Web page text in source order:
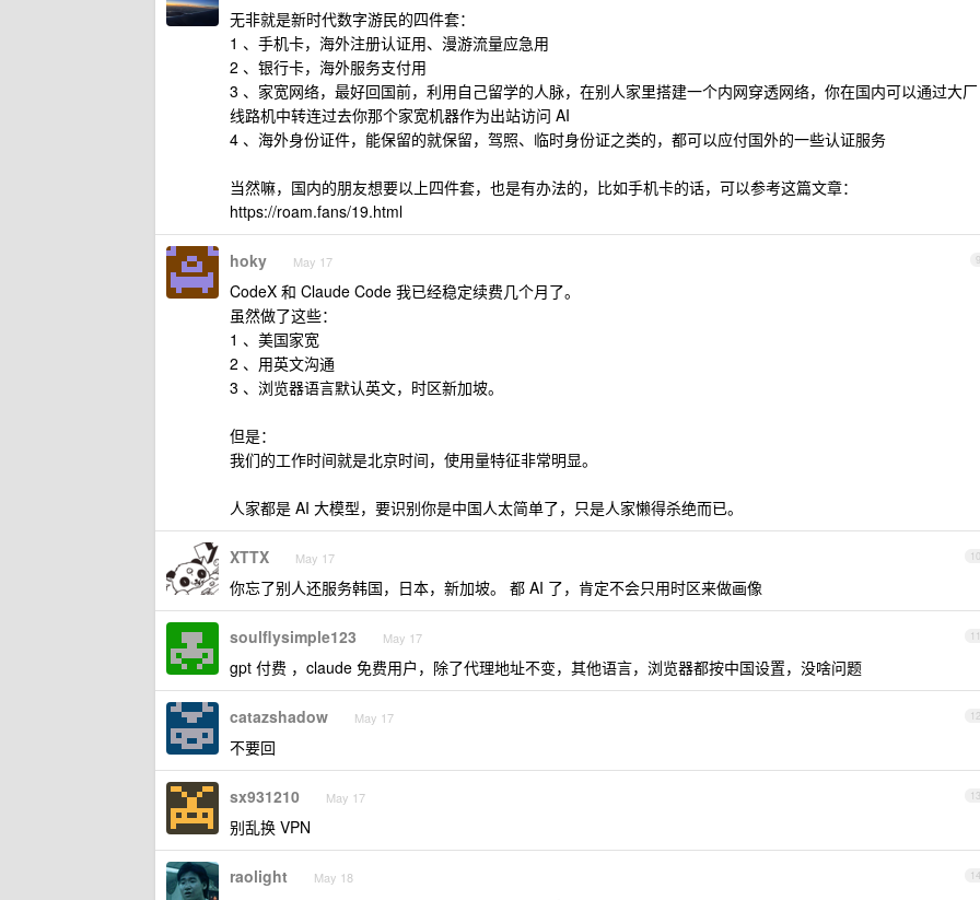
无非就是新时代数字游民的四件套：
1 、手机卡，海外注册认证用、漫游流量应急用
2 、银行卡，海外服务支付用
3 、家宽网络，最好回国前，利用自己留学的人脉，在别人家里搭建一个内网穿透网络，你在国内可以通过大厂
线路机中转连过去你那个家宽机器作为出站访问 AI
4 、海外身份证件，能保留的就保留，驾照、临时身份证之类的，都可以应付国外的一些认证服务
当然嘛，国内的朋友想要以上四件套，也是有办法的，比如手机卡的话，可以参考这篇文章：
https://roam.fans/19.html
9
hoky May 17
CodeX 和 Claude Code 我已经稳定续费几个月了。
虽然做了这些：
1 、美国家宽
2 、用英文沟通
3 、浏览器语言默认英文，时区新加坡。
但是：
我们的工作时间就是北京时间，使用量特征非常明显。
人家都是 AI 大模型，要识别你是中国人太简单了，只是人家懒得杀绝而已。
10
XTTX May 17
你忘了别人还服务韩国，日本，新加坡。 都 AI 了，肯定不会只用时区来做画像
11
soulflysimple123 May 17
gpt 付费 ，claude 免费用户，除了代理地址不变，其他语言，浏览器都按中国设置，没啥问题
12
catazshadow May 17
不要回
13
sx931210 May 17
别乱换 VPN
14
raolight May 18